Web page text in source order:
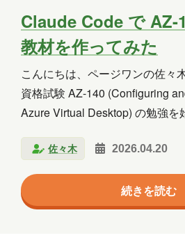
GPT-OSS
Intellectra
iOS
Linux LLM
LT
MCP
Microsoft
Microsoft 365
Microsoft
Microsoft Access
Microsoft Edge
Microsoft Fabric
Claude Code で AZ-
教材を作ってみた
こんにちは、ページワンの佐々
資格試験 AZ-140 (Configuring
Azure Virtual Desktop) の勉強を
なく、公式のスタディ ガイドを
折れそう…。そこで「自分の学
材を AI に作らせたらどうだろう
ころ、想像以上に実用的な成果
佐々木 2026.04.20
続きを読む